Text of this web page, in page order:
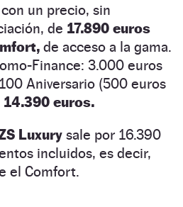
un precio, sin
de 17.890 euros
de acceso a la gama.
Finance: 3.000 euros
Aniversario (500 euros
14.390 euros.
Luxury sale por 16.390
incluidos, es decir,
el Comfort.